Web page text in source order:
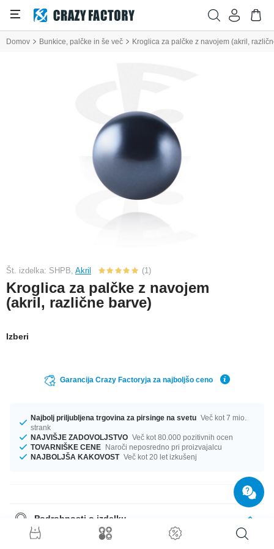
Domov Bunkice, palčke in še več Kroglica za palčke z navojem (akril,
Št. izdelka: SHPB, Akril (1)
Kroglica za palčke z navojem
(akril, različne barve)
Izberi
Garancija Crazy Factoryja za najboljšo ceno
Najbolj priljubljena trgovina za pirsinge na svetu Več kot 7 mio.
strank
NAJVIŠJE ZADOVOLJSTVO Več kot 80.000 pozitivnih ocen
TOVARNIŠKE CENE Naroči neposredno pri proizvajalcu
NAJBOLJŠA KAKOVOST Več kot 20 let izkušenj
Podrobnosti o izdelku
Ne glede na to, kakšno velikost potrebuješ, pri nas jo zagotovo najdeš.